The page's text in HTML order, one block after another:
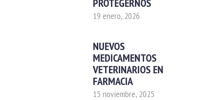
PROTEGERNOS
19 enero, 2026
NUEVOS
MEDICAMENTOS
VETERINARIOS EN
FARMACIA
15 noviembre, 2025